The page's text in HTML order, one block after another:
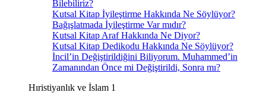
Bilebiliriz?
Kutsal Kitap İyileştirme Hakkında Ne Söylüyor?
Bağışlatmada İyileştirme Var mıdır?
Kutsal Kitap Araf Hakkında Ne Diyor?
Kutsal Kitap Dedikodu Hakkında Ne Söylüyor?
İncil’in Değiştirildiğini Biliyorum. Muhammed’in
Zamanından Önce mi Değiştirildi, Sonra mı?
Hıristiyanlık ve İslam 1